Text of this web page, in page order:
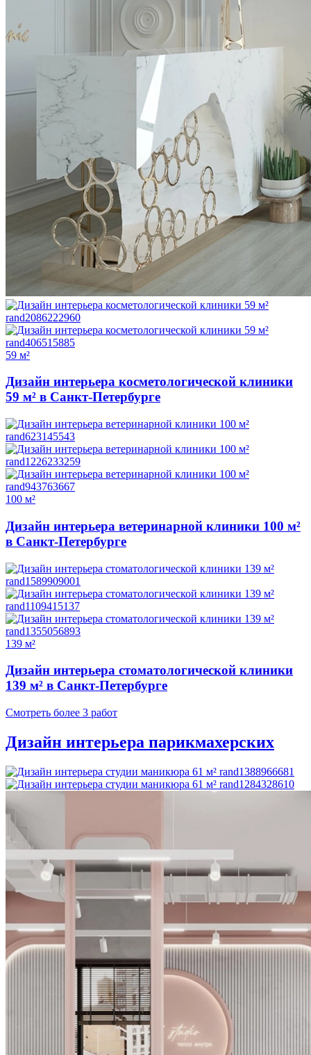
59 м²
Дизайн интерьера косметологической клиники
59 м² в Санкт-Петербурге
100 м²
Дизайн интерьера ветеринарной клиники 100 м²
в Санкт-Петербурге
139 м²
Дизайн интерьера стоматологической клиники
139 м² в Санкт-Петербурге
Смотреть более 3 работ
Дизайн интерьера парикмахерских